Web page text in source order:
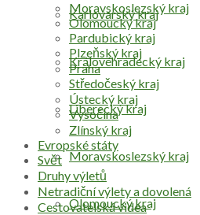
Karlovarský kraj
Královéhradecký kraj
Liberecký kraj
Moravskoslezský kraj
Olomoucký kraj
Moravskoslezský kraj
Olomoucký kraj
Pardubický kraj
Plzeňský kraj
Praha
Středočeský kraj
Ústecký kraj
Vysočina
Zlínský kraj
Evropské státy
Svět
Druhy výletů
Netradiční výlety a dovolená
Cestovatelská videa